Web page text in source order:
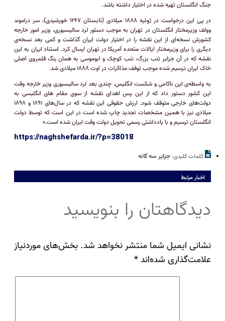
جنگ انگلستان تهیه شده در اختیار داشته باشد.
در پی این درخواست در ژوئیه ۱۸۸۸ میلادی (تابستان ۱۲۶۷ خورشیدی)، سر دراموند
وولف وزیرمختار انگلستان در تهران به موجب دستور لرد سالیسبوری، وزیر امور خارجه
کشورش نسخه‌ای از این نقشه را در اختیار دولت ایران گذاشت و کمی بعد نسخه‌ی
دیگری را برای وزیرمختار ایالات متحده آمریکا در تهران ارسال کرد. استناد ایران به این
نقشه که در آن جزایر تنب بزرگ، تنب کوچک و ابوموسی به همان رنگ قلمروی اصلی
خاک ایران ترسیم شده موجب توقف مذاکرات در اوت ۱۸۸۸ میلادی شد.
به واسطه‌ی این ناکامی و شکست انگلیس، چندی بعد لرد سالیسبوری وزیر خارجه وقت
این کشور دستور داد که از این پس اهدای نقشه از سوی مقام های انگلیسی به
دولت‌های خارجی متوقف شود. ارزش حقوقی این نقشه که در سال‌های ۱۸۹۱ و ۱۸۹۸
میلادی نیز با همین مشخصات تجدید چاپ شده است در این است که توسط دولت
انگلستان ترسیم و با یادداشتی رسمی تحویل دولت وقت ایران شده است.»
https://naghshefarda.ir/?p=38018
کلمات کلیدی: جزایر سه گانه
اخبار مرتبط
دیدگاهتان را بنویسید
نشانی ایمیل شما منتشر نخواهد شد. بخش‌های موردنیاز
علامت‌گذاری شده‌اند*